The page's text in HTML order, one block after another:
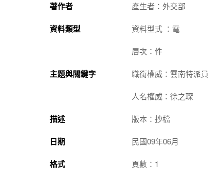
著作者 產生者：外交部
資料類型 資料型式 ：電
層次：件
主題與關鍵字 職銜權威：雲南特派員
人名權威：徐之琛
描述 版本：抄檔
日期 民國09年06月
格式 頁數：1